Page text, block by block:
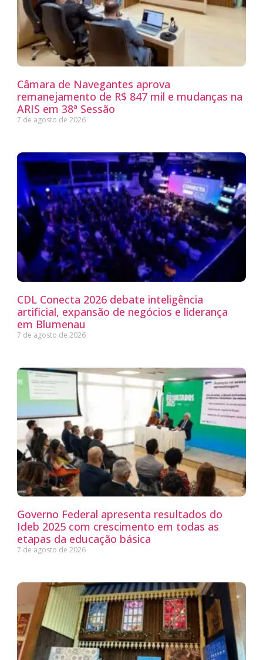
Câmara de Navegantes aprova
remanejamento de R$ 847 mil e mudanças na
ARIS em 38ª Sessão
7 de agosto de 2026
CDL Conecta 2026 debate inteligência
artificial, expansão de negócios e liderança
em Blumenau
7 de agosto de 2026
Governo Federal apresenta resultados do
Ideb 2025 com crescimento em todas as
etapas da educação básica
7 de agosto de 2026